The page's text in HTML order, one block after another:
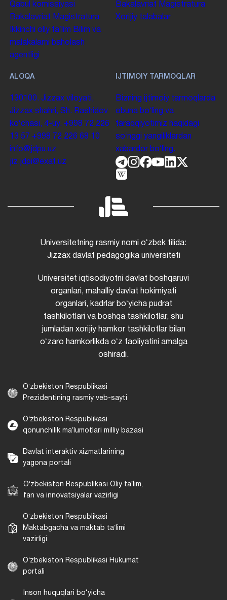
Qabul komissiyasi
Bakalavriat Magistratura
Ikkinchi oliy taʼlim Bilim va
malakalarni baholash
agentligi
Bakalavriat Magistratura
Xorijiy talabalar
ALOQA
130100. Jizzax viloyati,
Jizzax shahri, Sh. Rashidov
koʻchasi, 4-uy. +998 72 226
13 57 +998 72 226 68 10
info@jdpu.uz
jiz.jdpi@exat.uz
IJTIMOIY TARMOQLAR
Bizning ijtimoiy tarmoqlarda
obuna boʻling va
taraqqiyotimiz haqidagi
soʻnggi yangiliklardan
xabardor boʻling.
Universitetning rasmiy nomi oʻzbek tilida:
Jizzax davlat pedagogika universiteti
Universitet iqtisodiyotni davlat boshqaruvi
organlari, mahalliy davlat hokimiyati
organlari, kadrlar boʻyicha pudrat
tashkilotlari va boshqa tashkilotlar, shu
jumladan xorijiy hamkor tashkilotlar bilan
oʻzaro hamkorlikda oʻz faoliyatini amalga
oshiradi.
Oʻzbekiston Respublikasi
Prezidentining rasmiy veb-sayti
Oʻzbekiston Respublikasi
qonunchilik maʼlumotlari milliy bazasi
Davlat interaktiv xizmatlarining
yagona portali
Oʻzbekiston Respublikasi Oliy taʼlim,
fan va innovatsiyalar vazirligi
Oʻzbekiston Respublikasi
Maktabgacha va maktab taʼlimi
vazirligi
Oʻzbekiston Respublikasi Hukumat
portali
Inson huquqlari bo‘yicha